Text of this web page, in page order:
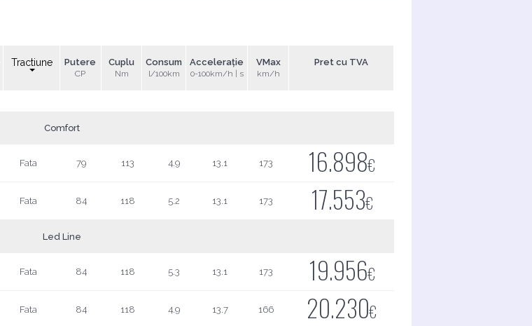
Tractiune Putere
CP
Cuplu
Nm
Consum
l/100km
Accelerație
0-100km/h | s
VMax
km/h
Pret cu TVA
Comfort
Fata 79 113 4.9 13.1 173 16.898€
Fata 84 118 5.2 13.1 173 17.553€
Led Line
Fata 84 118 5.3 13.1 173 19.956€
Fata 84 118 4.9 13.7 166 20.230€